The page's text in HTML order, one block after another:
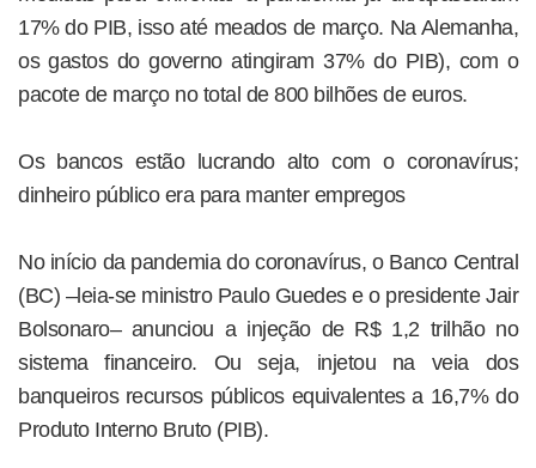
17% do PIB, isso até meados de março. Na Alemanha,
os gastos do governo atingiram 37% do PIB), com o
pacote de março no total de 800 bilhões de euros.
Os bancos estão lucrando alto com o coronavírus;
dinheiro público era para manter empregos
No início da pandemia do coronavírus, o Banco Central
(BC) –leia-se ministro Paulo Guedes e o presidente Jair
Bolsonaro– anunciou a injeção de R$ 1,2 trilhão no
sistema financeiro. Ou seja, injetou na veia dos
banqueiros recursos públicos equivalentes a 16,7% do
Produto Interno Bruto (PIB).